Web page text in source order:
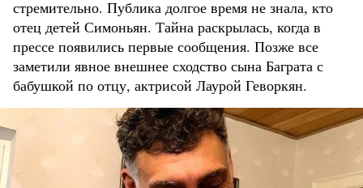
стремительно. Публика долгое время не знала, кто
отец детей Симоньян. Тайна раскрылась, когда в
прессе появились первые сообщения. Позже все
заметили явное внешнее сходство сына Баграта с
бабушкой по отцу, актрисой Лаурой Геворкян.